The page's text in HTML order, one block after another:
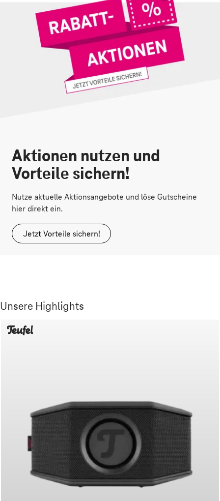
Aktionen nutzen und
Vorteile sichern!
Nutze aktuelle Aktionsangebote und löse Gutscheine
hier direkt ein.
Jetzt Vorteile sichern!
Unsere Highlights